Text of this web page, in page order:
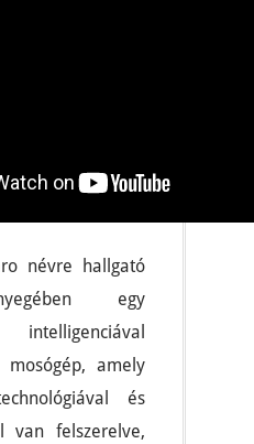
névre hallgató
egy
amely
és
van felszerelve,